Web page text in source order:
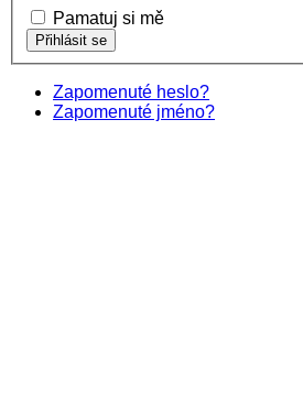
Pamatuj si mě
Zapomenuté heslo?
Zapomenuté jméno?